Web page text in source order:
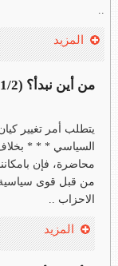
..
المزيد
من أين نبدأ؟ (1/2)
يتطلب أمر تغيير
السياسي * * *
محاضرة، فإن
من قبل قوى سياسية
الاحزاب ..
المزيد